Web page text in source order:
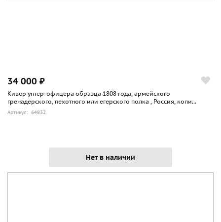
34 000 ₽
Кивер унтер-офицера образца 1808 года, армейского
гренадерского, пехотного или егерского полка , Россия, копи...
Артикул: 64832
Нет в наличии